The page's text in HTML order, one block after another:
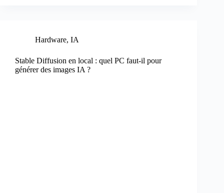
Hardware, IA
Stable Diffusion en local : quel PC faut-il pour
générer des images IA ?